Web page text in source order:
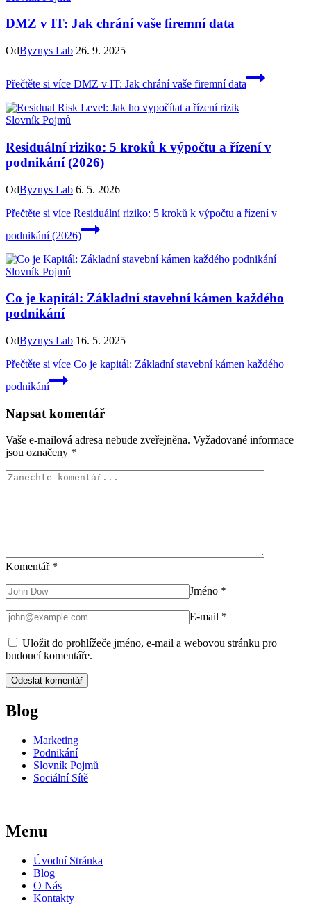
DMZ v IT: Jak chrání vaše firemní data
OdByznys Lab 26. 9. 2025
Přečtěte si více DMZ v IT: Jak chrání vaše firemní data
Slovník Pojmů
Residuální riziko: 5 kroků k výpočtu a řízení v
podnikání (2026)
OdByznys Lab 6. 5. 2026
Přečtěte si více Residuální riziko: 5 kroků k výpočtu a řízení v
podnikání (2026)
Slovník Pojmů
Co je kapitál: Základní stavební kámen každého
podnikání
OdByznys Lab 16. 5. 2025
Přečtěte si více Co je kapitál: Základní stavební kámen každého
podnikání
Napsat komentář
Vaše e-mailová adresa nebude zveřejněna. Vyžadované informace
jsou označeny *
Komentář *
Jméno *
E-mail *
Uložit do prohlížeče jméno, e-mail a webovou stránku pro
budoucí komentáře.
Blog
Marketing
Podnikání
Slovník Pojmů
Sociální Sítě
Menu
Úvodní Stránka
Blog
O Nás
Kontakty